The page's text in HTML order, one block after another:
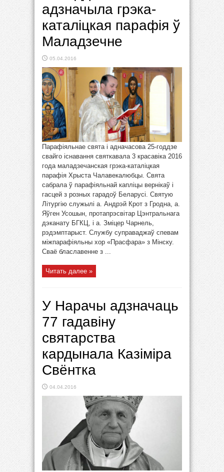
адзначыла грэка-
каталіцкая парафія ў
Маладзечне
05.04.2016
Парафіяльнае свята і адначасова 25-годдзе
свайго існавання святкавала 3 красавіка 2016
года маладзечанская грэка-каталіцкая
парафія Хрыста Чалавекалюбцы. Свята
сабрала ў парафіяльнай капліцы вернікаў і
гасцей з розных гарадоў Беларусі. Святую
Літургію служылі а. Андрэй Крот з Гродна, а.
Яўген Усошын, протапрэсвітар Цэнтральнага
дэканату БГКЦ, і а. Зміцер Чарнель,
рэдэмптарыст. Службу суправаджаў спевам
міжпарафіяльны хор «Прасфара» з Мінску.
Сваё блаславенне з ...
Читать далее »
У Нарачы адзначаць
77 гадавіну
святарства
кардынала Казіміра
Свёнтка
04.04.2016